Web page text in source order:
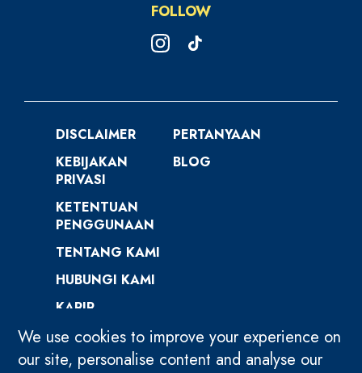
We use cookies to improve your experience on
our site, personalise content and analyse our
FOLLOW
DISCLAIMER
KEBIJAKAN
PRIVASI
KETENTUAN
PENGGUNAAN
PERTANYAAN
BLOG
TENTANG KAMI
HUBUNGI KAMI
KARIR